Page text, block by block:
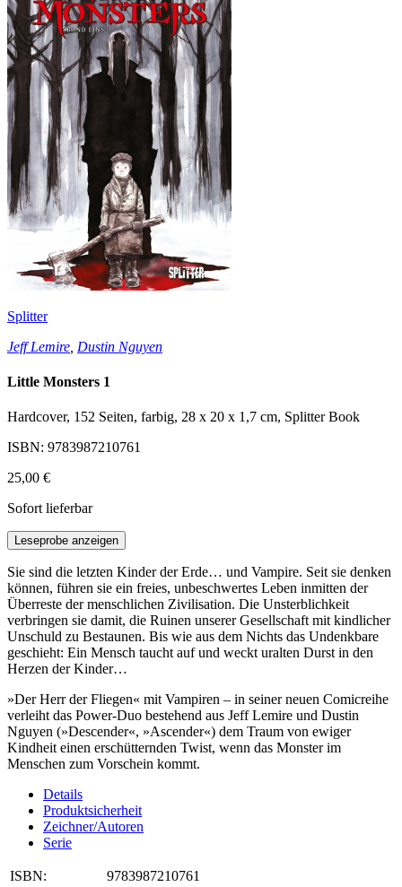
Splitter
Jeff Lemire Dustin Nguyen
Little Monsters 1
Hardcover, 152 Seiten, farbig, 28 x 20 x 1,7 cm, Splitter Book
ISBN: 9783987210761
25,00 €
Sofort lieferbar
Leseprobe anzeigen
Sie sind die letzten Kinder der Erde… und Vampire. Seit sie denken
können, führen sie ein freies, unbeschwertes Leben inmitten der
Überreste der menschlichen Zivilisation. Die Unsterblichkeit
verbringen sie damit, die Ruinen unserer Gesellschaft mit kindlicher
Unschuld zu Bestaunen. Bis wie aus dem Nichts das Undenkbare
geschieht: Ein Mensch taucht auf und weckt uralten Durst in den
Herzen der Kinder…
»Der Herr der Fliegen« mit Vampiren – in seiner neuen Comicreihe
verleiht das Power-Duo bestehend aus Jeff Lemire und Dustin
Nguyen (»Descender«, »Ascender«) dem Traum von ewiger
Kindheit einen erschütternden Twist, wenn das Monster im
Menschen zum Vorschein kommt.
Details
Produktsicherheit
Zeichner/Autoren
Serie
ISBN:
9783987210761